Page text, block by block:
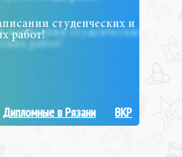
студенческих и
работ!
Дипломные в Рязани ВКР